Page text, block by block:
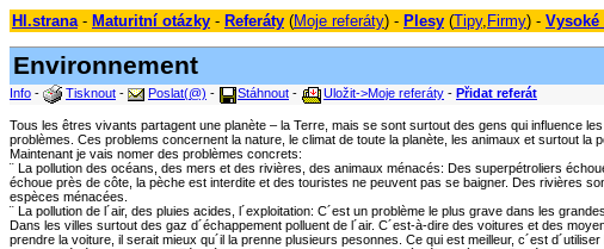
Hl.strana- Maturitní otázky - Referáty (Moje referáty) - Plesy (Tipy, Firmy) - Vysoké
Environnement
Info - Tisknout - Poslat(@) - Stáhnout - Uložit->Moje referáty - Přidat referát
Tous les êtres vivants partagent une planète – la Terre, mais se sont surtout des gens qui influence
problèmes. Ces problems concernent la nature, le climat de toute la planète, les animaux et surtout la
Maintenant je vais nomer des problèmes concrets:
¨ La pollution des océans, des mers et des rivières, des animaux ménacés: Des superpétroliers
échoue près de côte, la pèche est interdite et des touristes ne peuvent pas se baigner. Des rivières
espèces ménacées.
¨ La pollution de l´air, des pluies acides, l´exploitation: C´est un problème le plus grave dans les
Dans les villes surtout des gaz d´échappement polluent de l´air. C´est-à-dire des voitures et des
prendre la voiture, il serait mieux qu´il la prenne plusieurs pesonnes. Ce qui est meilleur, c´est